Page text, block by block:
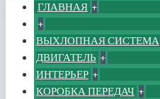
ГЛАВНАЯ +
+
ВЫХЛОПНАЯ СИСТЕМА
ДВИГАТЕЛЬ +
ИНТЕРЬЕР +
КОРОБКА ПЕРЕДАЧ +